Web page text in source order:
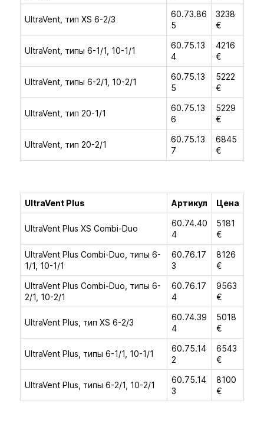
UltraVent, тип XS 6-2/3
60.73.86
5
3238
€
UltraVent, типы 6-1/1, 10-1/1
60.75.13
4
4216
€
UltraVent, типы 6-2/1, 10-2/1
60.75.13
5
5222
€
UltraVent, тип 20-1/1
60.75.13
6
5229
€
UltraVent, тип 20-2/1
60.75.13
7
6845
€
UltraVent Plus Артикул Цена
UltraVent Plus XS Combi-Duo
60.74.40
4
5181
€
UltraVent Plus Combi-Duo, типы 6-
1/1, 10-1/1
60.76.17
3
8126
€
UltraVent Plus Combi-Duo, типы 6-
2/1, 10-2/1
60.76.17
4
9563
€
UltraVent Plus, тип XS 6-2/3
60.74.39
4
5018
€
UltraVent Plus, типы 6-1/1, 10-1/1
60.75.14
2
6543
€
UltraVent Plus, типы 6-2/1, 10-2/1
60.75.14
3
8100
€